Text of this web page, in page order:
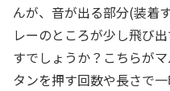
んが、音が出る部分(装着
レーのところが少し飛び
すでしょうか？こちらが
タンを押す回数や長さで